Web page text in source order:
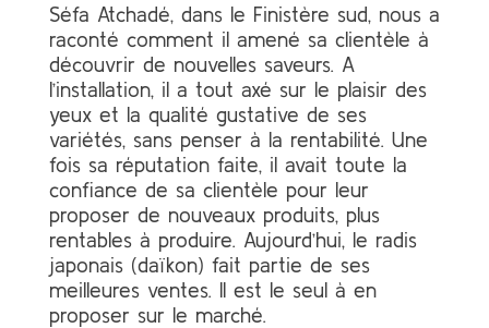
Séfa Atchadé, dans le Finistère sud, nous a
raconté comment il amené sa clientèle à
découvrir de nouvelles saveurs. A
l’installation, il a tout axé sur le plaisir des
yeux et la qualité gustative de ses
variétés, sans penser à la rentabilité. Une
fois sa réputation faite, il avait toute la
confiance de sa clientèle pour leur
proposer de nouveaux produits, plus
rentables à produire. Aujourd’hui, le radis
japonais (daïkon) fait partie de ses
meilleures ventes. Il est le seul à en
proposer sur le marché.